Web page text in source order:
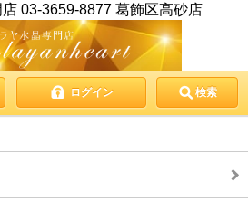
03-3659-8877 葛飾区高砂店
ログイン 検索